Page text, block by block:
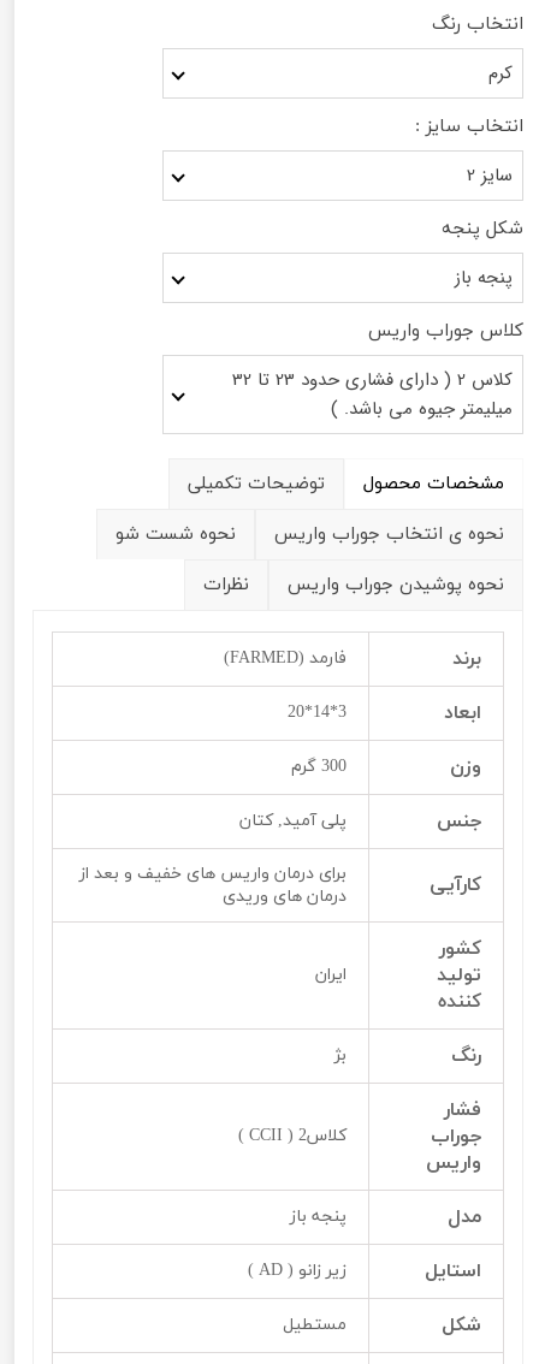
انتخاب رنگ
کرم
انتخاب سایز :
سایز 2
شکل پنجه
پنجه باز
کلاس جوراب واریس
کلاس 2 ( دارای فشاری حدود 23 تا 32
میلیمتر جیوه می باشد. )
مشخصات محصول
توضیحات تکمیلی
نحوه ی انتخاب جوراب واریس
نحوه شست شو
نحوه پوشیدن جوراب واریس
نظرات
برند فارمد (FARMED)
ابعاد 3*14*20
وزن 300 گرم
جنس پلی آمید, کتان
کارآیی
برای درمان واریس های خفیف و بعد از
درمان های وریدی
کشور
تولید
کننده
ایران
رنگ بژ
فشار
جوراب
واریس
کلاس2 ( CCII )
مدل پنجه باز
استایل زیر زانو ( AD )
شکل مستطیل